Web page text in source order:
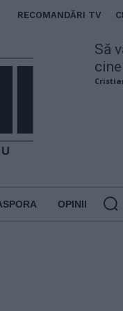
RECOMANDĂRI TV
Să
OPINII